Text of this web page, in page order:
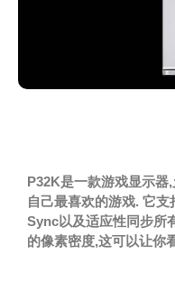
P32K是一款游戏显示器
自己最喜欢的游戏. 它
Sync以及适应性同步所
的像素密度,这可以让你